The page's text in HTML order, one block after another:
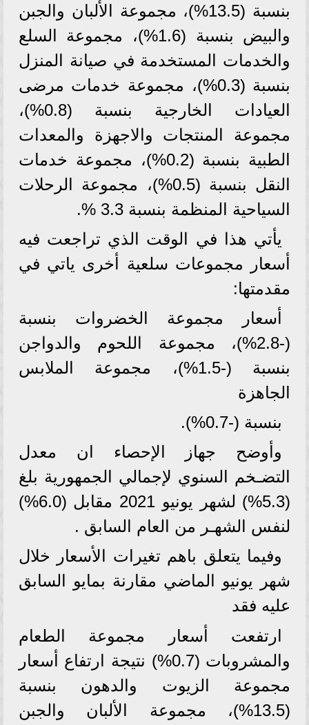
بنسبة (13.5%)، مجموعة الألبان والجبن
والبيض بنسبة (1.6%)، مجموعة السلع
والخدمات المستخدمة في صيانة المنزل
بنسبة (0.3%)، مجموعة خدمات مرضى
العيادات الخارجية بنسبة (0.8%)،
مجموعة المنتجات والاجهزة والمعدات
الطبية بنسبة (0.2%)، مجموعة خدمات
النقل بنسبة (0.5%)، مجموعة الرحلات
السياحية المنظمة بنسبة 3.3 %.
يأتي هذا في الوقت الذي تراجعت فيه
أسعار مجموعات سلعية أخرى ياتي في
مقدمتها:
أسعار مجموعة الخضروات بنسبة
(-2.8%)، مجموعة اللحوم والدواجن
بنسبة (-1.5%)، مجموعة الملابس
الجاهزة
بنسبة (-0.7%).
وأوضح جهاز الإحصاء ان معدل
التضـخم السنوي لإجمالي الجمهورية بلغ
(5.3%) لشهر يونيو 2021 مقابل (6.0%)
لنفس الشهـر من العام السابق .
وفيما يتعلق باهم تغيرات الأسعار خلال
شهر يونيو الماضي مقارنة بمايو السابق
عليه فقد
ارتفعت أسعار مجموعة الطعام
والمشروبات (0.7%) نتيجة ارتفاع أسعار
مجموعة الزيوت والدهون بنسبة
(13.5%)، مجموعة الألبان والجبن